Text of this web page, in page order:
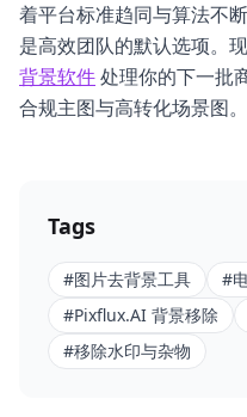
着平台标准趋同与算法不
是高效团队的默认选项。
背景软件处理你的下一批
合规主图与高转化场景图。
Tags
#图片去背景工具 #
#Pixflux.AI 背景移除
#移除水印与杂物